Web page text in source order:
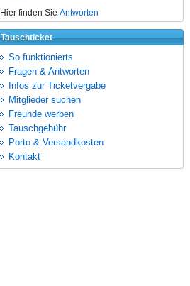
Hier finden Sie Antworten
Tauschticket
So funktionierts
Fragen & Antworten
Infos zur Ticketvergabe
Mitglieder suchen
Freunde werben
Tauschgebühr
Porto & Versandkosten
Kontakt